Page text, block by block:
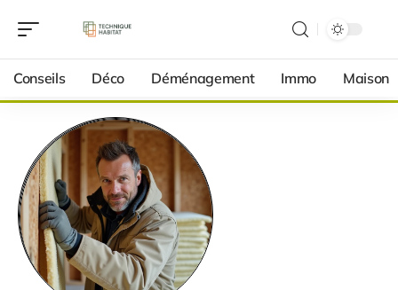
Conseils Déco Déménagement Immo Maison